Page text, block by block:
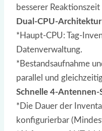
besserer Reaktionszeit
Dual-CPU-Architektur
*Haupt-CPU: Tag-
Datenverwaltung.
*Bestandsaufnahme
parallel und
Schnelle 4-
*Die Dauer der
konfigurierbar